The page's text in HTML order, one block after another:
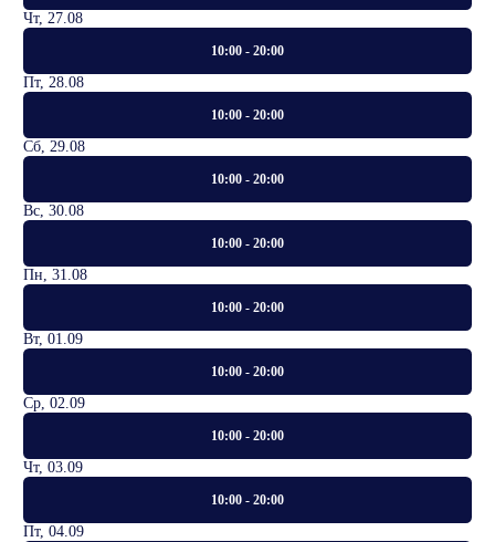
Чт, 27.08
10:00 - 20:00
Пт, 28.08
10:00 - 20:00
Сб, 29.08
10:00 - 20:00
Вс, 30.08
10:00 - 20:00
Пн, 31.08
10:00 - 20:00
Вт, 01.09
10:00 - 20:00
Ср, 02.09
10:00 - 20:00
Чт, 03.09
10:00 - 20:00
Пт, 04.09